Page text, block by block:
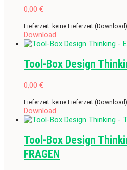
0,00 €
Lieferzeit: keine Lieferzeit (Download)
Download
Tool-Box Design
0,00 €
Lieferzeit: keine Lieferzeit (Download)
Download
Tool-Box Design
FRAGEN